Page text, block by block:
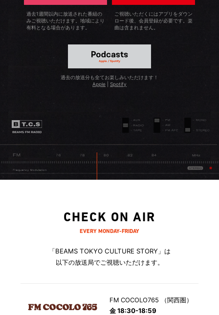
過去1週間以内に放送された番組の
みご視聴いただけます。地域により
有料となる場合があります。
ご視聴いただくにはアプリをダウン
ロード後、会員登録が必要です。楽
曲は含まれません。
過去の放送分も全てお楽しみいただけます！
Apple
Spotify
CHECK ON AIR
EVERY MONDAY-FRIDAY
「BEAMS TOKYO CULTURE STORY」は
以下の放送局でご視聴いただけます。
FM COCOLO765 （関西圏）
金 18:30-18:59